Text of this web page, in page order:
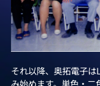
それ以降、奥拓電子